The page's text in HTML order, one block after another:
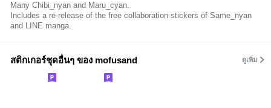
Many Chibi_nyan and Maru_cyan.
Includes a re-release of the free collaboration stickers of Same_nyan
and LINE manga.
สติกเกอร์ชุดอื่นๆ ของ mofusand ดูเพิ่ม